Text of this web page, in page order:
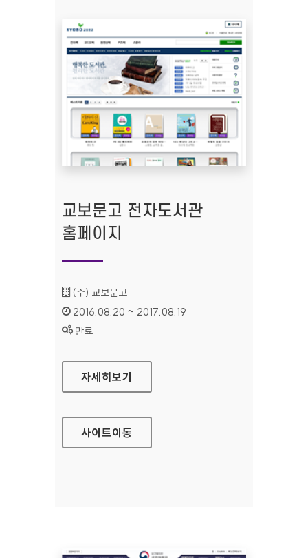
교보문고 전자도서관
홈페이지
기관명 :
(주) 교보문고
인증기간 :
2016.08.20 ~ 2017.08.19
상태 :
만료
교보문고 전자도서관 홈페이지
자세히보기
사이트이동